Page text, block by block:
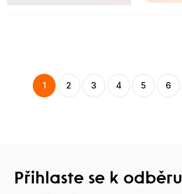
1 2 3 4 5 6
Přihlaste se k odběru